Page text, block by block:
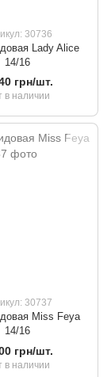
30736
Lady Alice
14/16
грн/шт.
в наличии
30737
Miss Feya
14/16
грн/шт.
в наличии